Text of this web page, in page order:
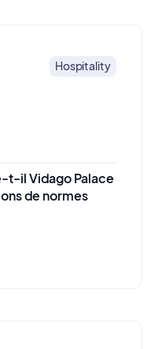
Hospitality
t-il Vidago Palace
de normes